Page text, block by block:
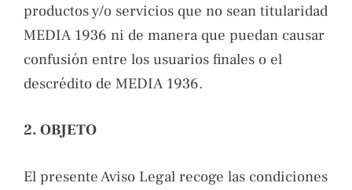
productos y/o servicios que no sean titularidad
MEDIA 1936 ni de manera que puedan causar
confusión entre los usuarios finales o el
descrédito de MEDIA 1936.
2. OBJETO
El presente Aviso Legal recoge las condiciones